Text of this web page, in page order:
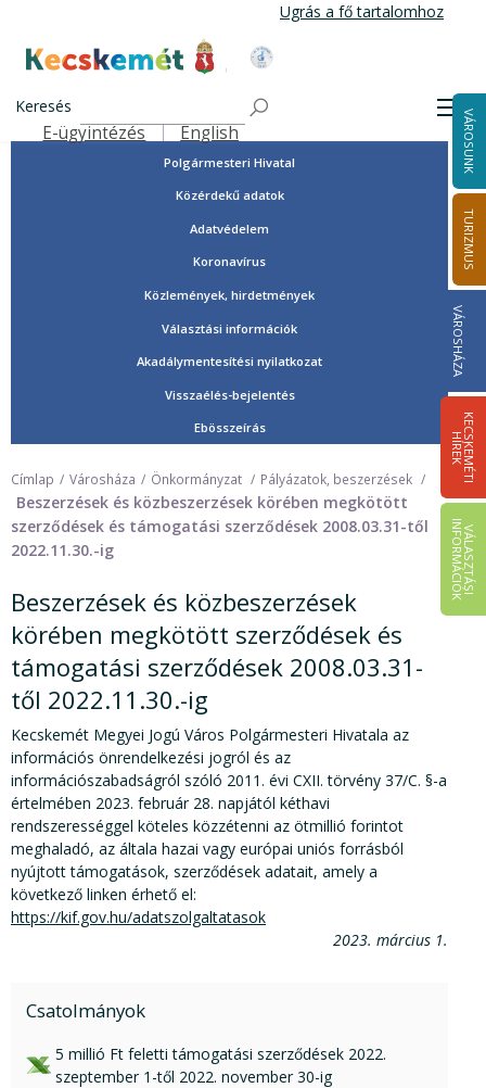
tartalomra
Ugrás a fő tartalomhoz
Kecskemét Város Honlapja
Keresés
Felső navigáció
E-ügyintézés English VÁROSUNK
TURIZMUS
VÁROSHÁZA
K
E
C
S
K
E
M
É
T
I
HÍ
R
E
K
V
Á
L
A
S
Z
T
Á
S
I
IN
F
O
R
M
Á
C
I
Ó
K
Tisztségviselők, képviselők
Országgyűlési képviselők
Önkormányzat
Polgármesteri Hivatal
Közérdekű adatok
Adatvédelem
Koronavírus
Közlemények, hirdetmények
Választási információk
Akadálymentesítési nyilatkozat
Visszaélés-bejelentés
Ebösszeírás
Címlap Városháza Önkormányzat Pályázatok, beszerzések
Beszerzések és közbeszerzések körében megkötött
szerződések és támogatási szerződések 2008.03.31-től
2022.11.30.-ig
Beszerzések és közbeszerzések
körében megkötött szerződések és
támogatási szerződések 2008.03.31-
től 2022.11.30.-ig
Kecskemét Megyei Jogú Város Polgármesteri Hivatala az
információs önrendelkezési jogról és az
információszabadságról szóló 2011. évi CXII. törvény 37/C. §-a
értelmében 2023. február 28. napjától kéthavi
rendszerességgel köteles közzétenni az ötmillió forintot
meghaladó, az általa hazai vagy európai uniós forrásból
nyújtott támogatások, szerződések adatait, amely a
következő linken érhető el:
https://kif.gov.hu/adatszolgaltatasok
2023. március 1.
Csatolmányok
xls csatolmány:
5 millió Ft feletti támogatási szerződések 2022.
szeptember 1-től 2022. november 30-ig